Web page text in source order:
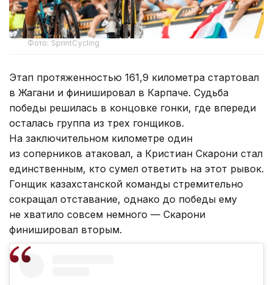
Фото: SprintCycling
Этап протяженностью 161,9 километра стартовал
в Жагани и финишировал в Карпаче. Судьба
победы решилась в концовке гонки, где впереди
осталась группа из трех гонщиков.
На заключительном километре один
из соперников атаковал, а Кристиан Скарони стал
единственным, кто сумел ответить на этот рывок.
Гонщик казахстанской команды стремительно
сокращал отставание, однако до победы ему
не хватило совсем немного — Скарони
финишировал вторым.